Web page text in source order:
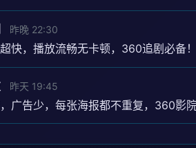
昨晚 22:30
快，播放流畅无卡顿，360追剧必备！
昨天 19:45
广告少，每张海报都不重复，360影院